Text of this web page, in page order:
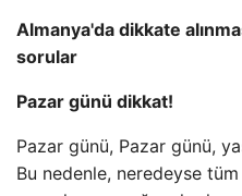
Almanya'da dikkate
sorular
Pazar günü dikkat!
Pazar günü, Pazar günü,
Bu nedenle, neredeyse